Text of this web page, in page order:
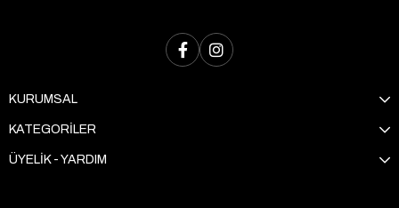
KURUMSAL
KATEGORİLER
ÜYELİK - YARDIM